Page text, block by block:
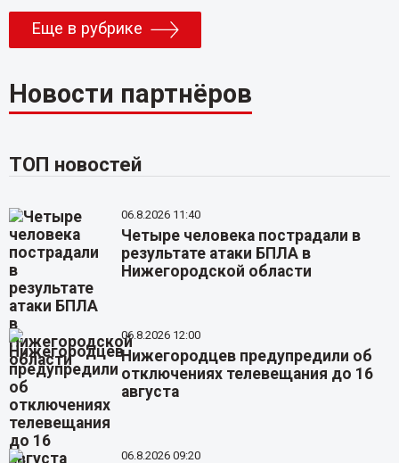
Еще в рубрике
Новости партнёров
ТОП новостей
06.8.2026 11:40
Четыре человека пострадали в
результате атаки БПЛА в
Нижегородской области
06.8.2026 12:00
Нижегородцев предупредили об
отключениях телевещания до 16
августа
06.8.2026 09:20